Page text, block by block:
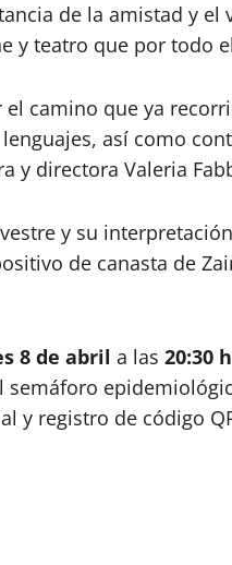
de la amistad y
teatro que por todo
camino que ya
así como
y directora Valeria
y su
de canasta de
8 de abril a las 20:30
y registro de código